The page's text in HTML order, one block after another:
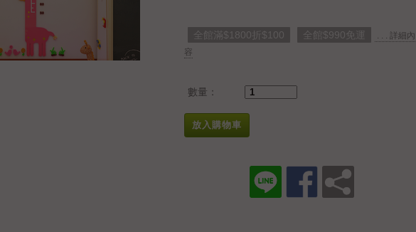
全館滿$1800折$100 全館$990免運
. . . 詳細內
容
數量：
放入購物車